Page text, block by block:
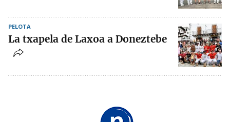
PELOTA
La txapela de Laxoa a Doneztebe